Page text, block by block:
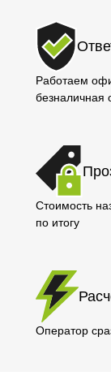
Работаем
безналичная
Стоимость
по итогу
Оператор